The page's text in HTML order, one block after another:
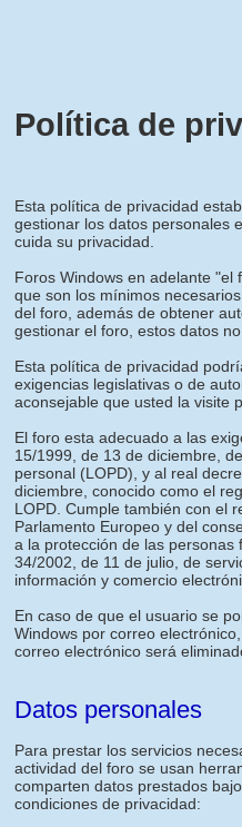
Política de
Esta política de privacidad
gestionar los datos personales
cuida su privacidad.
Foros Windows en adelante "el
que son los mínimos
del foro, además de obtener
gestionar el foro, estos datos
Esta política de privacidad
exigencias legislativas o de
aconsejable que usted la visite
El foro esta adecuado a las
15/1999, de 13 de diciembre,
personal (LOPD), y al real
diciembre, conocido como el
LOPD. Cumple también con el
Parlamento Europeo y del
a la protección de las
34/2002, de 11 de julio, de
información y comercio
En caso de que el usuario se
Windows por correo
correo electrónico será
Datos personales
Para prestar los servicios
actividad del foro se usan
comparten datos prestados
condiciones de privacidad: